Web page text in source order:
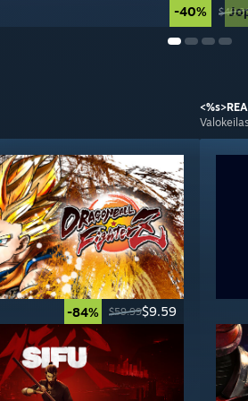
-40%
-84% $59.99$9.59